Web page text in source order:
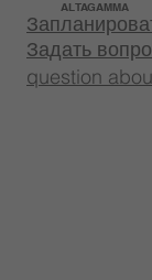
ALTAGAMMA
Задать
question